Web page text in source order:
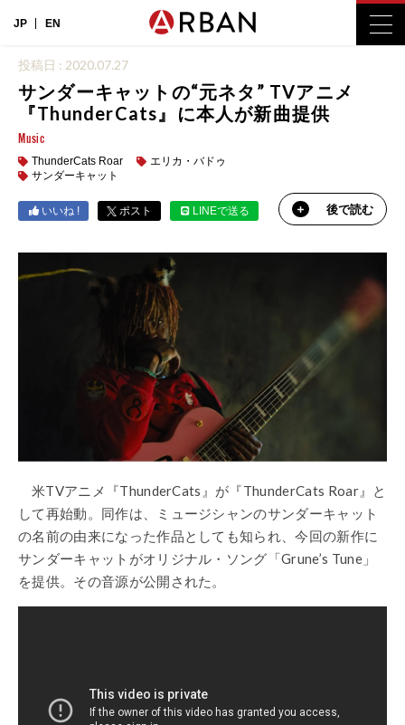
JP EN
投稿日 : 2020.07.27
サンダーキャットの“元ネタ” TVアニメ
『ThunderCats』に本人が新曲提供
Music
ThunderCats Roar
エリカ・バドゥ
サンダーキャット
いいね ! ポスト LINEで送る 後で読む
米TVアニメ『ThunderCats』が『ThunderCats Roar』と
して再始動。同作は、ミュージシャンのサンダーキャット
の名前の由来になった作品としても知られ、今回の新作に
サンダーキャットがオリジナル・ソング「Grune’s Tune」
を提供。その音源が公開された。